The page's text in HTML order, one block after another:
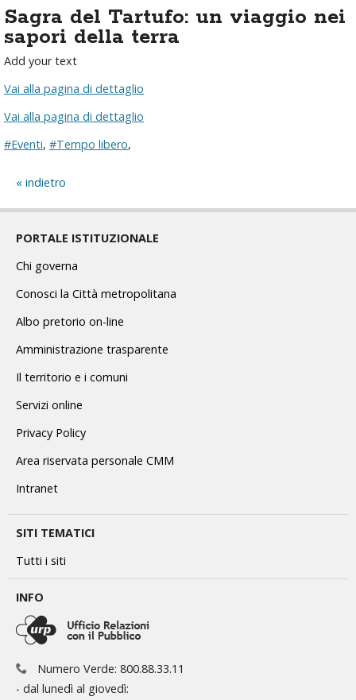
Sagra del Tartufo: un viaggio nei
sapori della terra
Add your text
Vai alla pagina di dettaglio
Vai alla pagina di dettaglio
#Eventi, #Tempo libero,
indietro
PORTALE ISTITUZIONALE
Chi governa
Conosci la Città metropolitana
Albo pretorio on-line
Amministrazione trasparente
Il territorio e i comuni
Servizi online
Privacy Policy
Area riservata personale CMM
Intranet
SITI TEMATICI
Tutti i siti
INFO
Numero Verde: 800.88.33.11
- dal lunedì al giovedì: